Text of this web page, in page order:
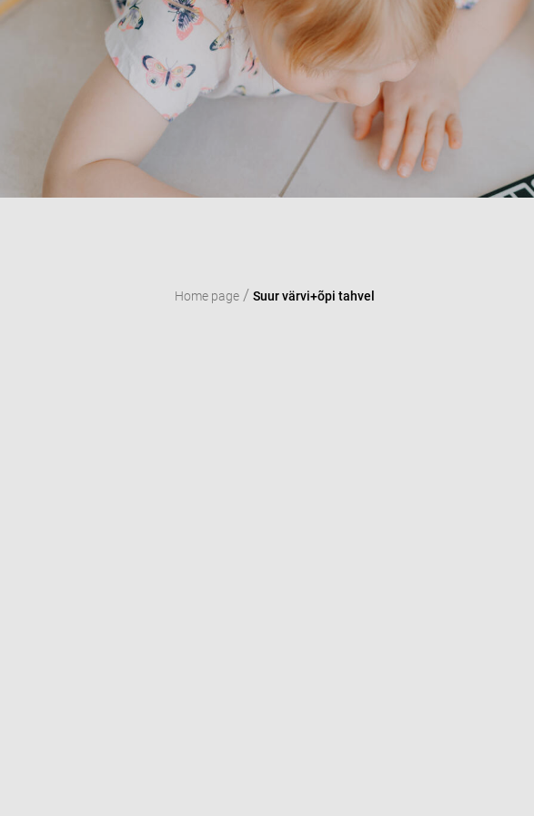
Home page / Suur värvi+õpi tahvel